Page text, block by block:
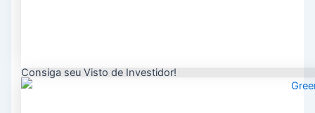
Consiga seu Visto de Investidor!